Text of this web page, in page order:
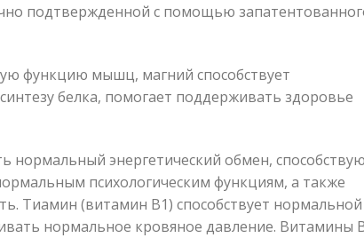
подтвержденной с помощью
функцию мышц, магний способствует
белка, помогает поддерживать здоровье
нормальный энергетический обмен,
психологическим функциям, а также
Тиамин (витамин B1) способствует нормальной
нормальное кровяное давление. Витамины